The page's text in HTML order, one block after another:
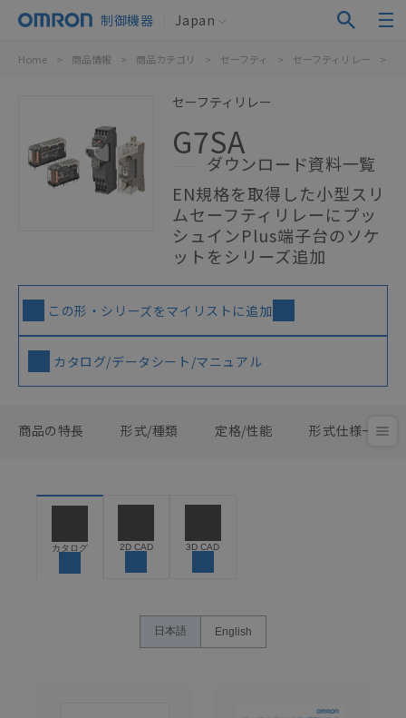
制御機器 Japan
Home > 商品情報 > 商品カテゴリ > セーフティ > セーフティリレー >
セーフティリレー
G7SA
ダウンロード資料一覧
EN規格を取得した小型スリ
ムセーフティリレーにプッ
シュインPlus端子台のソケ
ットをシリーズ追加
この形・シリーズをマイリストに追加
カタログ/データシート/マニュアル
商品の特長 形式/種類 定格/性能 形式仕様一覧
カタログ 2D CAD 3D CAD
日本語 English